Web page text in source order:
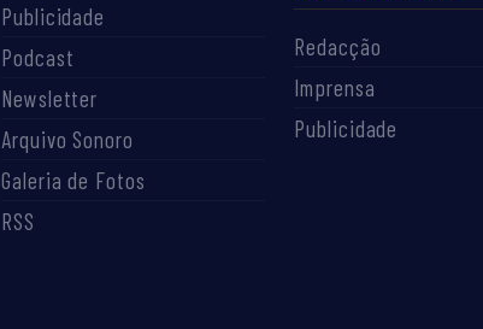
Publicidade
Podcast
Newsletter
Arquivo Sonoro
Galeria de Fotos
RSS
Redacção
Imprensa
Publicidade